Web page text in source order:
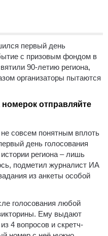
первый день
с призовым фондом в
90-летию региона,
организаторы пытаются
отправляйте
совсем понятным вплоть
день голосования
региона – лишь
подметил журналист ИА
из анкеты особой
голосования любой
Ему выдают
4 вопросов и скретч-